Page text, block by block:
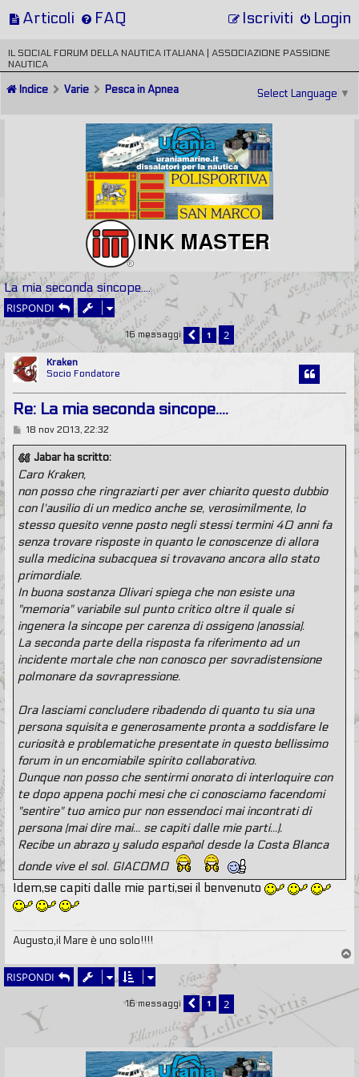
Articoli FAQ Login
Iscriviti
IL SOCIAL FORUM DELLA NAUTICA ITALIANA | ASSOCIAZIONE PASSIONE
NAUTICA
Indice Varie Pesca in Apnea Select Language ▼
La mia seconda sincope....
RISPONDI
16 messaggi
PRECEDENTE
1 2
Kraken
Socio Fondatore
Re: La mia seconda sincope....
M
s
s
a
g
i
o
18 nov 2013, 22:32
Jabar ha scritto:
Caro Kraken,
non posso che ringraziarti per aver chiarito questo dubbio
con l'ausilio di un medico anche se, verosimilmente, lo
stesso quesito venne posto negli stessi termini 40 anni fa
senza trovare risposte in quanto le conoscenze di allora
sulla medicina subacquea si trovavano ancora allo stato
primordiale.
In buona sostanza Olivari spiega che non esiste una
"memoria" variabile sul punto critico oltre il quale si
ingenera la sincope per carenza di ossigeno (anossia).
La seconda parte della risposta fa riferimento ad un
incidente mortale che non conosco per sovradistensione
polmonare da sovrapressione.
Ora lasciami concludere ribadendo di quanto tu sia una
persona squisita e generosamente pronta a soddisfare le
curiosità e problematiche presentate in questo bellissimo
forum in un encomiabile spirito collaborativo.
Dunque non posso che sentirmi onorato di interloquire con
te dopo appena pochi mesi che ci conosciamo facendomi
"sentire" tuo amico pur non essendoci mai incontrati di
persona (mai dire mai... se capiti dalle mie parti...).
Recibe un abrazo y saludo español desde la Costa Blanca
donde vive el sol. GIACOMO
Idem,se capiti dalle mie parti,sei il benvenuto
Augusto,il Mare è uno solo!!!!
o
RISPONDI
16 messaggi
PRECEDENTE
1 2